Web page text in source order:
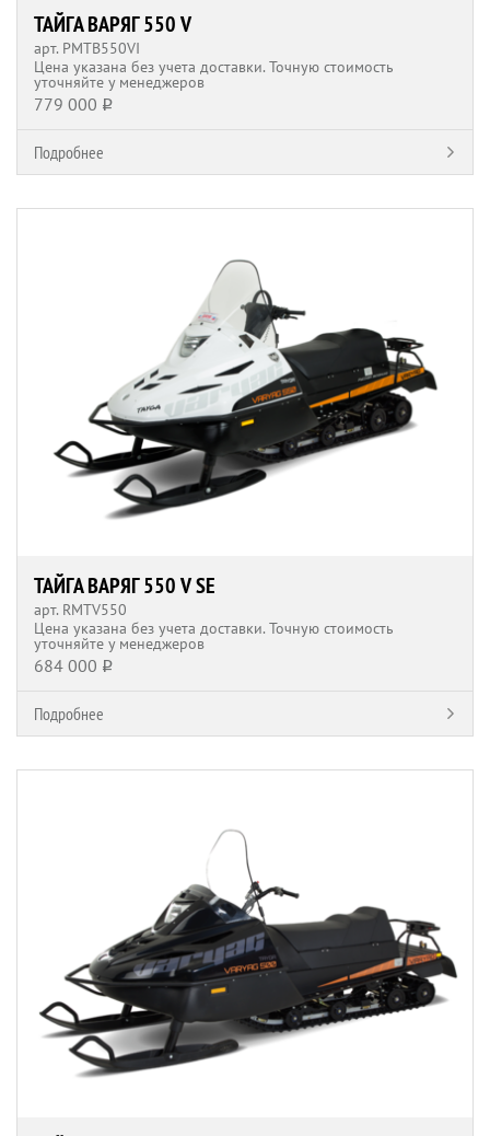
ТАЙГА ВАРЯГ 550 V
арт. РМТВ550VI
Цена указана без учета доставки. Точную стоимость
уточняйте у менеджеров
779 000 q
Подробнее
ТАЙГА ВАРЯГ 550 V SE
арт. RMTV550
Цена указана без учета доставки. Точную стоимость
уточняйте у менеджеров
684 000 q
Подробнее